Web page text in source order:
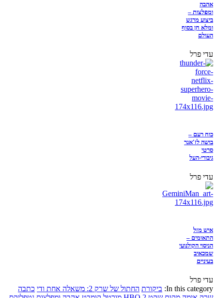
אהבה
ומפלצות –
ביצוע מרגש
ומלא חן בסוף
העולם
עדי פרל
כוח רעם –
בושה לז'אנר
סרטי
גיבורי-העל
עדי פרל
איש מזל
התאומים –
הניסוי הקולנועי
שמכאיב
בעיניים
עדי פרל
In this category: ביקורת החתול של שרק 2: משאלה אחת ודי
כתבה